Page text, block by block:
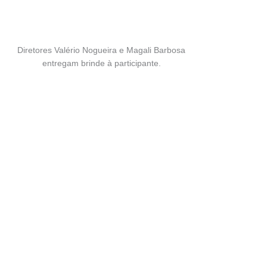
Diretores Valério Nogueira e Magali Barbosa
entregam brinde à participante.